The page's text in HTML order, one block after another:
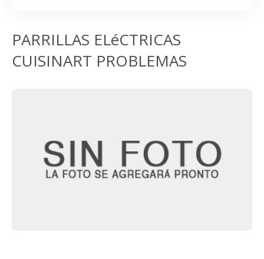
PARRILLAS ELéCTRICAS
CUISINART PROBLEMAS